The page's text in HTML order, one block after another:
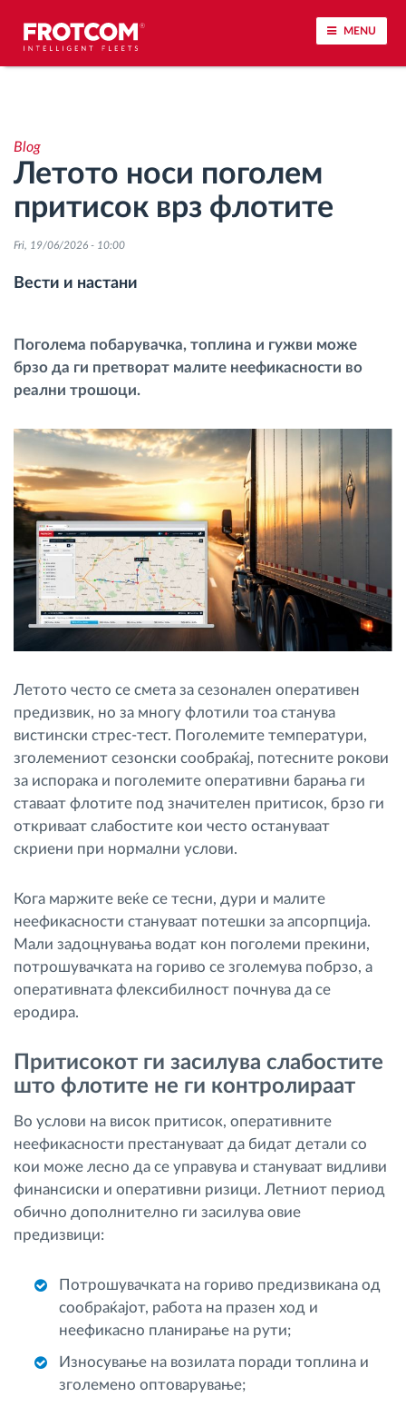
MENU
Анализа на возачкото однесување
Следење на времетраењето на возењето
Управување со работната сила
Контрола на пристап
Управување со горивото
Планирање и следење на рутите
Автоматска идентификација на возачите
Откријте ги сите можности
Калкулатор за заштеди
Blog
Летото носи поголем
притисок врз флотите
Fri, 19/06/2026 - 10:00
Вести и настани
Поголема побарувачка, топлина и гужви може
брзо да ги претворат малите неефикасности во
реални трошоци.
Летото често се смета за сезонален оперативен
предизвик, но за многу флотили тоа станува
вистински стрес-тест. Поголемите температури,
зголемениот сезонски сообраќај, потесните рокови
за испорака и поголемите оперативни барања ги
ставаат флотите под значителен притисок, брзо ги
откриваат слабостите кои често остануваат
скриени при нормални услови.
Кога маржите веќе се тесни, дури и малите
неефикасности стануваат потешки за апсорпција.
Мали задоцнувања водат кон поголеми прекини,
потрошувачката на гориво се зголемува побрзо, а
оперативната флексибилност почнува да се
еродира.
Притисокот ги засилува слабостите
што флотите не ги контролираат
Во услови на висок притисок, оперативните
неефикасности престануваат да бидат детали со
кои може лесно да се управува и стануваат видливи
финансиски и оперативни ризици. Летниот период
обично дополнително ги засилува овие
предизвици:
Потрошувачката на гориво предизвикана од
сообраќајот, работа на празен ход и
неефикасно планирање на рути;
Износување на возилата поради топлина и
зголемено оптоварување;